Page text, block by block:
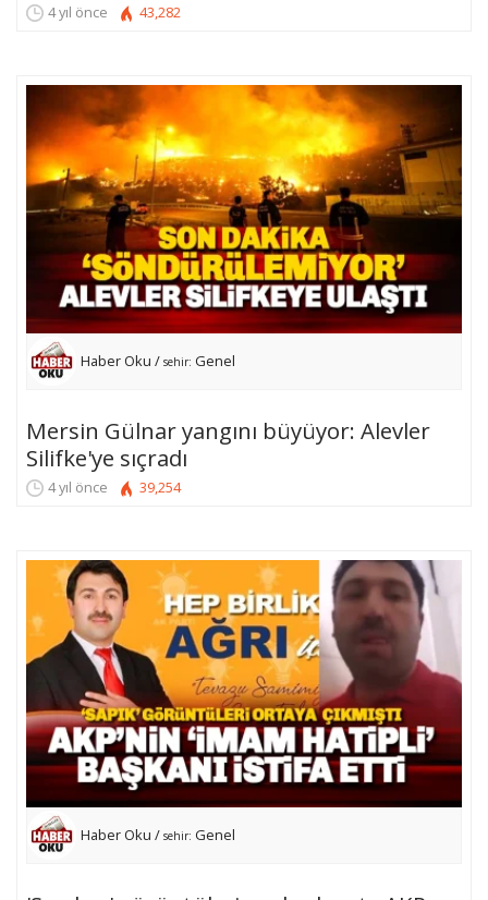
4 yıl önce 43,282
Haber Oku / sehir: Genel
Mersin Gülnar yangını büyüyor: Alevler
Silifke'ye sıçradı
4 yıl önce 39,254
Haber Oku / sehir: Genel